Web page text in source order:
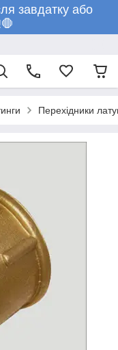
завдатку або
Перехідники